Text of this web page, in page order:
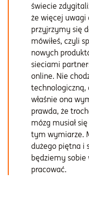
świecie
że więcej uwagi
przyjrzymy się
mówiłeś, czyli
nowych
sieciami
online. Nie
technologiczną,
właśnie ona
prawda, że
mózg musiał
tym wymiarze.
dużego piętna i
będziemy
pracować.